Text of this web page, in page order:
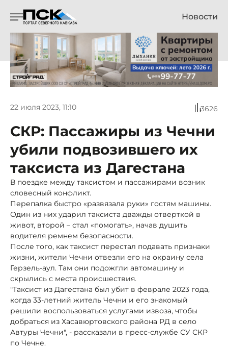
Новости
22 июля 2023, 11:10 3626
СКР: Пассажиры из Чечни
убили подвозившего их
таксиста из Дагестана
В поездке между таксистом и пассажирами возник
словесный конфликт.
Перепалка быстро «развязала руки» гостям машины.
Один из них ударил таксиста дважды отверткой в
живот, второй – стал «помогать», начав душить
водителя ремнем безопасности.
После того, как таксист перестал подавать признаки
жизни, жители Чечни отвезли его на окраину села
Герзель-аул. Там они подожгли автомашину и
скрылись с места происшествия.
"Таксист из Дагестана был убит в феврале 2023 года,
когда 33-летний житель Чечни и его знакомый
решили воспользоваться услугами извоза, чтобы
добраться из Хасавюртовского района РД в село
Автуры Чечни", - рассказали в пресс-службе СУ СКР
по Чечне.